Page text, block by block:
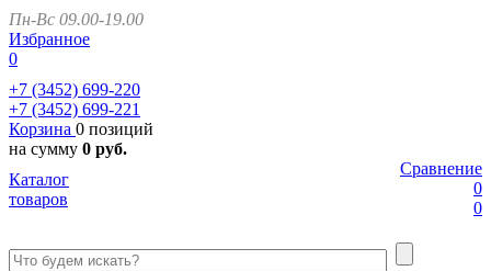
Пн-Вс 09.00-19.00
Избранное
0
+7 (3452) 699-220
+7 (3452) 699-221
Корзина 0 позиций
на сумму 0 руб.
Сравнение
0
0
Каталог
товаров